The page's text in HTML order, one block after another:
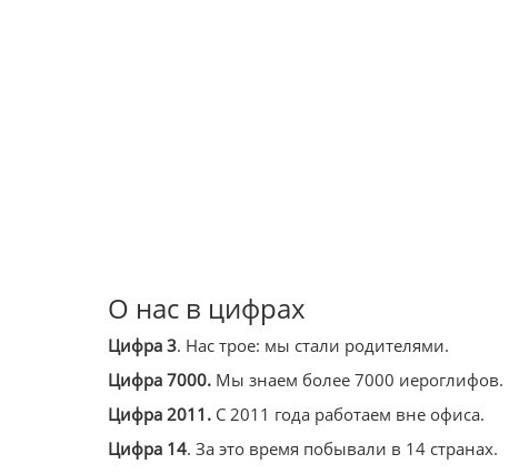
О нас в цифрах
Цифра 3. Нас трое: мы стали родителями.
Цифра 7000. Мы знаем более 7000 иероглифов.
Цифра 2011. С 2011 года работаем вне офиса.
Цифра 14. За это время побывали в 14 странах.